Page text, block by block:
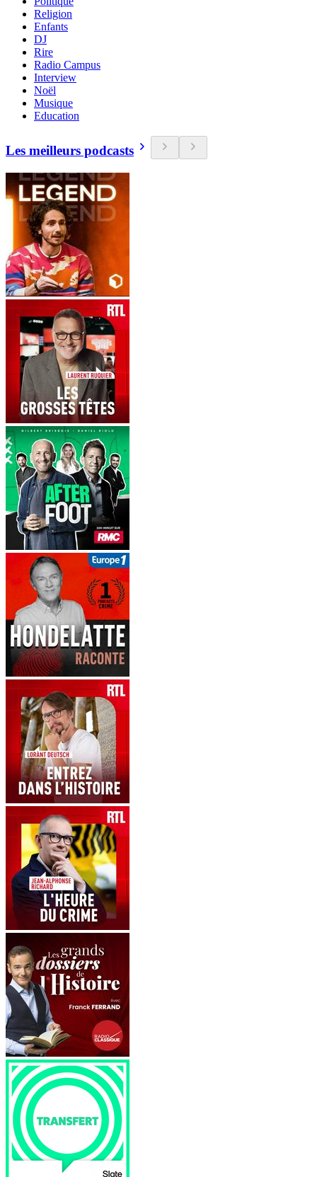
Religion
Enfants
DJ
Rire
Radio Campus
Interview
Noël
Musique
Education
Les meilleurs podcasts